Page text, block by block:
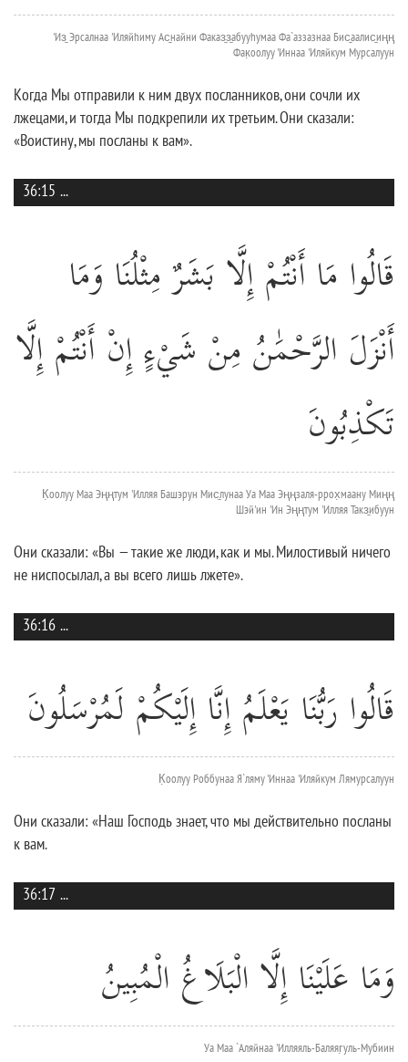
'Из̱ Эрсалнаа 'Иляйhиму Ас̱найни Факаз̱з̱абууhумаа Фа`аззазнаа Бис̱аалис̱иңң
Фак̣оолуу 'Иннаа 'Иляйкум Мурсалуун
Когда Мы отправили к ним двух посланников, они сочли их
лжецами, и тогда Мы подкрепили их третьим. Они сказали:
«Воистину, мы посланы к вам».
36:15 ...
قَالُوا مَا أَنْتُمْ إِلَّا بَشَرٌ مِثْلُنَا وَمَا
أَنْزَلَ الرَّحْمَٰنُ مِنْ شَيْءٍ إِنْ أَنْتُمْ إِلَّا
تَكْذِبُونَ
К̣оолуу Маа Эңңтум 'Илляя Башэрун Мис̱лунаа Уа Маа Эңңзаля-ррох̣маану Миңң
Шэй'ин 'Ин Эңңтум 'Илляя Такз̱ибуун
Они сказали: «Вы — такие же люди, как и мы. Милостивый ничего
не ниспосылал, а вы всего лишь лжете».
36:16 ...
قَالُوا رَبُّنَا يَعْلَمُ إِنَّا إِلَيْكُمْ لَمُرْسَلُونَ
К̣оолуу Роббунаа Я`ляму 'Иннаа 'Иляйкум Лямурсалуун
Они сказали: «Наш Господь знает, что мы действительно посланы
к вам.
36:17 ...
وَمَا عَلَيْنَا إِلَّا الْبَلَاغُ الْمُبِينُ
Уа Маа `Аляйнаа 'Илляяль-Баляяг̣уль-Мубиин